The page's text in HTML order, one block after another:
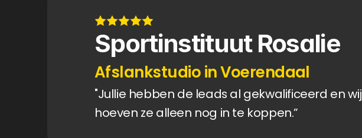
Sportinstituut Rosalie
Afslankstudio in Voerendaal
"Jullie hebben de leads al gekwalificeerd en wij
hoeven ze alleen nog in te koppen.”